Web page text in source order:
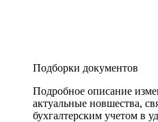
Подборки документов
Подробное описание
актуальные новшества,
бухгалтерским учетом в